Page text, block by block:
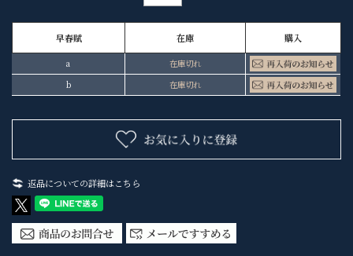
早春賦 在庫 購入
a
在庫切れ
b
在庫切れ
返品についての詳細はこちら